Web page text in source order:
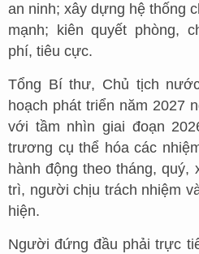
an ninh; xây dựng hệ thống
mạnh; kiên quyết phòng,
phí, tiêu cực.
Tổng Bí thư, Chủ tịch
hoạch phát triển năm 2027
với tầm nhìn giai đoạn
trương cụ thể hóa các
hành động theo tháng, quý,
trì, người chịu trách nhiệm
hiện.
Người đứng đầu phải trực